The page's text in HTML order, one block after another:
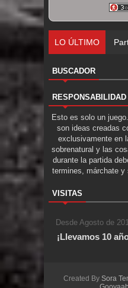
LO ÚLTIMO Parte
BUSCADOR
RESPONSABILIDAD
Esto es solo un
son ideas creadas
exclusivamente en
sobrenatural y las
durante la partida
termines, márchate y
VISITAS
Desde Agosto de
¡Llevamos 10
Created By Sora